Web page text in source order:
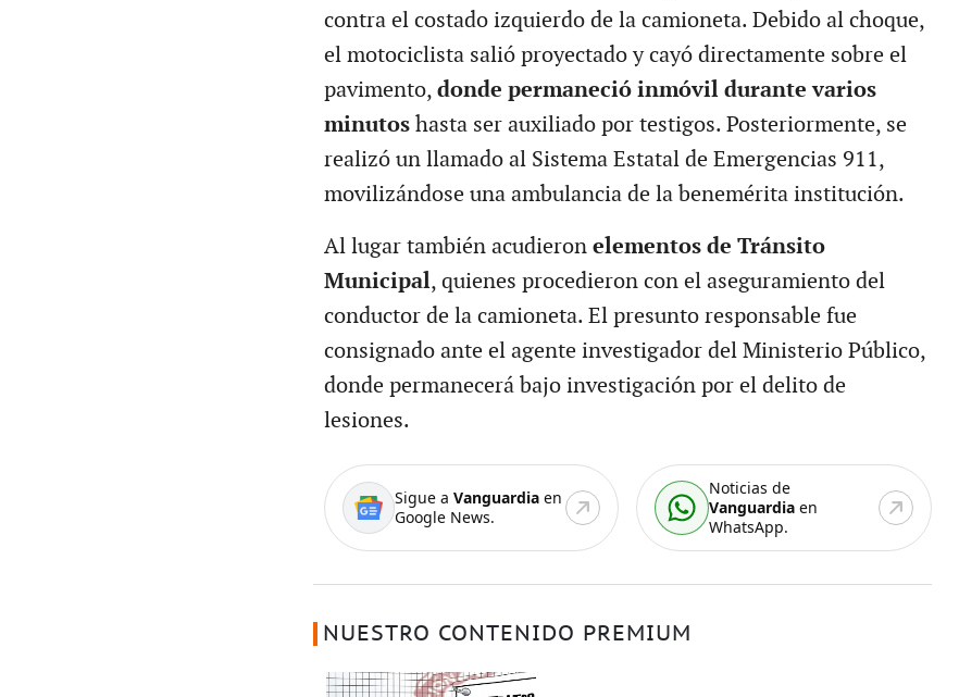
contra el costado izquierdo de la camioneta. Debido al choque,
el motociclista salió proyectado y cayó directamente sobre el
pavimento, donde permaneció inmóvil durante varios
minutoshasta ser auxiliado por testigos. Posteriormente, se
realizó un llamado al Sistema Estatal de Emergencias 911,
movilizándose una ambulancia de la benemérita institución.
Al lugar también acudieron elementos de Tránsito
Municipal, quienes procedieron con el aseguramiento del
conductor de la camioneta. El presunto responsable fue
consignado ante el agente investigador del Ministerio Público,
donde permanecerá bajo investigación por el delito de
lesiones.
Sigue a Vanguardiaen
Google News.
Noticias de
Vanguardia en
WhatsApp.
NUESTRO CONTENIDO PREMIUM